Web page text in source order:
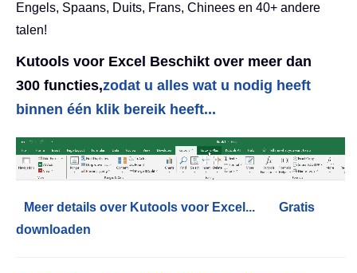
Engels, Spaans, Duits, Frans, Chinees en 40+ andere
talen!
Kutools voor Excel Beschikt over meer dan
300 functies,zodat u alles wat u nodig heeft
binnen één klik bereik heeft...
Meer details over Kutools voor Excel...
Gratis
downloaden